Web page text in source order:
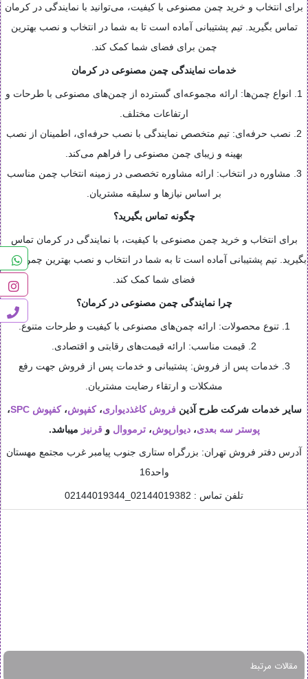
برای انتخاب و خرید چمن مصنوعی با کیفیت، می‌توانید با نمایندگی در کرمان
تماس بگیرید. تیم پشتیبانی آماده است تا به شما در انتخاب و نصب بهترین
چمن برای فضای شما کمک کند.
خدمات نمایندگی چمن مصنوعی در کرمان
1. انواع چمن‌ها: ارائه مجموعه‌ای گسترده از چمن‌های مصنوعی با طرحات و
ارتفاعات مختلف.
2. نصب حرفه‌ای: تیم متخصص نمایندگی با نصب حرفه‌ای، اطمینان از نصب
بهینه و زیبای چمن مصنوعی را فراهم می‌کند.
3. مشاوره در انتخاب: ارائه مشاوره تخصصی در زمینه انتخاب چمن مناسب
بر اساس نیازها و سلیقه مشتریان.
چگونه تماس بگیرید؟
برای انتخاب و خرید چمن مصنوعی با کیفیت، با نمایندگی در کرمان تماس
بگیرید. تیم پشتیبانی آماده است تا به شما در انتخاب و نصب بهترین چمن برای
فضای شما کمک کند.
چرا نمایندگی چمن مصنوعی در کرمان؟
1. تنوع محصولات: ارائه چمن‌های مصنوعی با کیفیت و طرحات متنوع.
2. قیمت مناسب: ارائه قیمت‌های رقابتی و اقتصادی.
3. خدمات پس از فروش: پشتیبانی و خدمات پس از فروش جهت رفع
مشکلات و ارتقاء رضایت مشتریان.
سایر خدمات شرکت طرح آذینفروش کاغذدیواری،کفپوش،کفپوش SPC
،
پوستر سه بعدی،دیوارپوش، ترمووال و قرنیز میباشد.
آدرس دفتر فروش تهران: بزرگراه ستاری جنوب پیامبر غرب مجتمع مهستان
واحد16
تلفن تماس : 02144019382_ 02144019344
مقالات مرتبط